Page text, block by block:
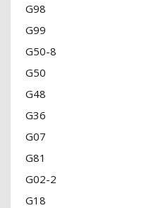
G98
G99
G50-8
G50
G48
G36
G07
G81
G02-2
G18